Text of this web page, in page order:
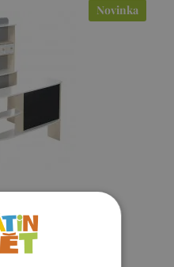
Novinka
– šedá
3 let